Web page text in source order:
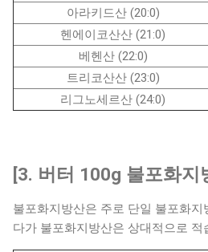
아라키드산 (20:0)
헨에이코산산 (21:0)
베헨산 (22:0)
트리코산산 (23:0)
리그노세르산 (24:0)
[3. 버터 100g 불포화지
불포화지방산은 주로 단일 불포화
다가 불포화지방산은 상대적으로 적